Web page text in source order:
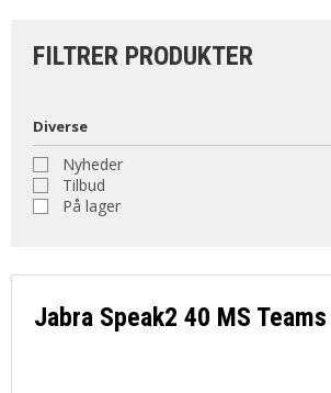
OM OS
APPLE FOR BUSINESS
FILTRER PRODUKTER
Diverse
Nyheder
Tilbud
På lager
Jabra Speak2 40 MS Teams